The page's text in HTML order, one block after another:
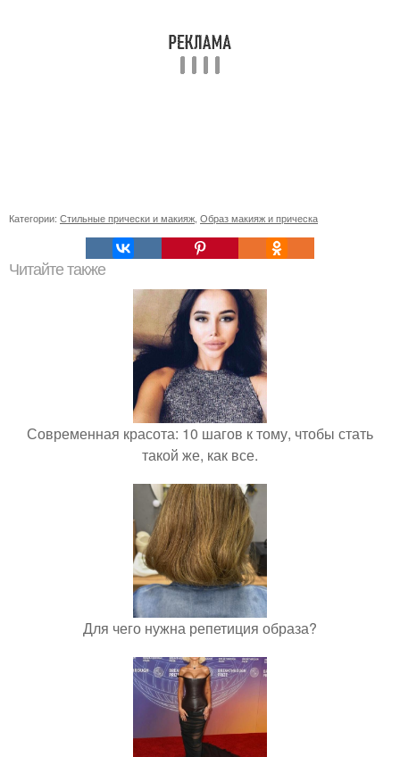
Категории: Стильные прически и макияж Образ макияж и прическа
Читайте также
Современная красота: 10 шагов к тому, чтобы стать
такой же, как все.
Для чего нужна репетиция образа?